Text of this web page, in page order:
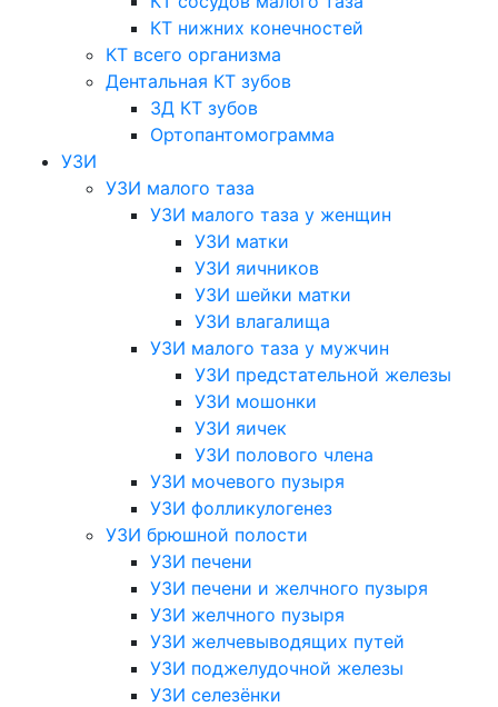
КТ нижних конечностей
КТ всего организма
Дентальная КТ зубов
3Д КТ зубов
Ортопантомограмма
УЗИ
УЗИ малого таза
УЗИ малого таза у женщин
УЗИ матки
УЗИ яичников
УЗИ шейки матки
УЗИ влагалища
УЗИ малого таза у мужчин
УЗИ предстательной железы
УЗИ мошонки
УЗИ яичек
УЗИ полового члена
УЗИ мочевого пузыря
УЗИ фолликулогенез
УЗИ брюшной полости
УЗИ печени
УЗИ печени и желчного пузыря
УЗИ желчного пузыря
УЗИ желчевыводящих путей
УЗИ поджелудочной железы
УЗИ селезёнки